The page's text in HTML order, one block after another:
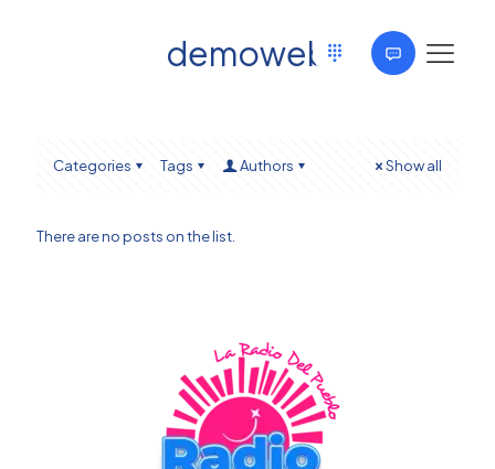
demoweb
Categories Tags Authors Show all
There are no posts on the list.